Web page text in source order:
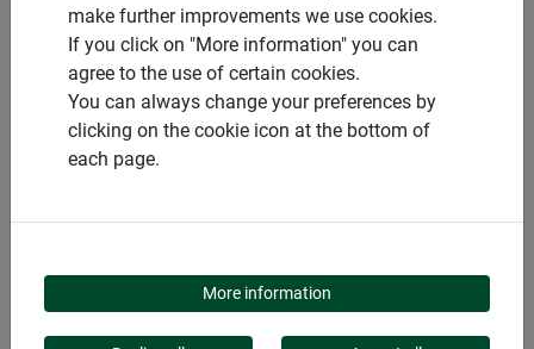
PRODUITS
FICELLE DE JUTE
make further improvements we use cookies.
If you click on "More information" you can
agree to the use of certain cookies.
You can always change your preferences by
clicking on the cookie icon at the bottom of
each page.
More information